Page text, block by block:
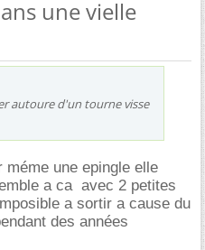
une vielle
autoure d'un tourne visse
une epingle elle
a ca avec 2 petites
a sortir a cause du
des années